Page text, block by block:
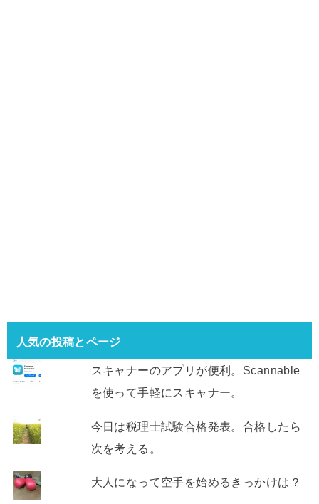
人気の投稿とページ
スキャナーのアプリが便利。Scannable
を使って手軽にスキャナー。
今日は税理士試験合格発表。合格したら
次を考える。
大人になって空手を始めるきっかけは？